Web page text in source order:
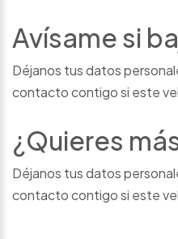
Avísame si
Déjanos tus datos
contacto contigo si este
¿Quieres
Déjanos tus datos
contacto contigo si este